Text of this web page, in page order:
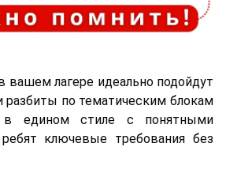
вашем лагере идеально подойдут
разбиты по тематическим блокам
в едином стиле с понятными
ключевые требования без